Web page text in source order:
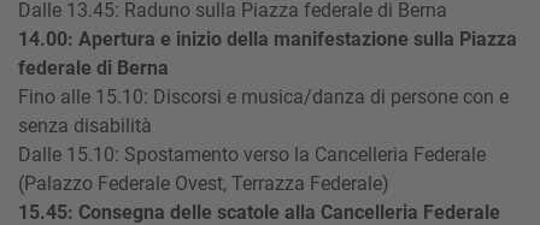
Dalle 13.45: Raduno sulla Piazza federale di Berna
14.00: Apertura e inizio della manifestazione sulla Piazza
federale di Berna
Fino alle 15.10: Discorsi e musica/danza di persone con e
senza disabilità
Dalle 15.10: Spostamento verso la Cancelleria Federale
(Palazzo Federale Ovest, Terrazza Federale)
15.45: Consegna delle scatole alla Cancelleria Federale